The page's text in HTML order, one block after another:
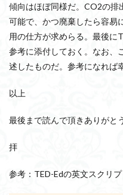
傾向はほぼ同様だ。CO2の排
可能で、かつ廃棄したら容易
用の仕方が求めらる。最後に
参考に添付しておく。なお、
述したものだ。参考になれば
以上
最後まで読んで頂きありがと
拝
参考：TED-Edの英文スクリプ